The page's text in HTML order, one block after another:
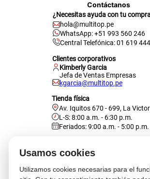
Usamos cookies
Utilizamos cookies necesarias para el
Contáctanos
¿Necesitas ayuda con tu
hola@multitop.pe
WhatsApp: +51 993 560 246
Central Telefónica: 01 619
Clientes corporativos
Kimberly Garcia
Jefa de Ventas Empresas
kgarcia@multitop.pe
Tienda física
Av. Iquitos 670 - 699, La
L-S: 8:00 a.m. - 6:30 p.m.
Feriados: 9:00 a.m. - 5:00 p.m.
Atención al cliente